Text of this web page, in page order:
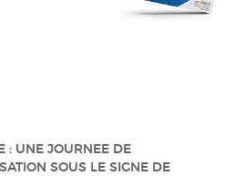
: UNE JOURNEE DE
SOUS LE SIGNE DE